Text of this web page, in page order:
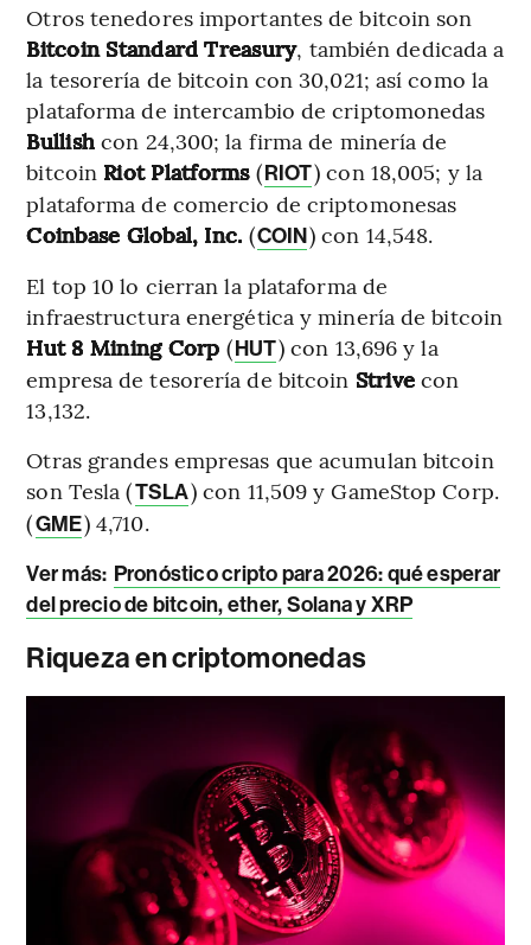
Otros tenedores importantes de bitcoin son
Bitcoin Standard Treasury, también dedicada a
la tesorería de bitcoin con 30,021; así como la
plataforma de intercambio de criptomonedas
Bullish con 24,300; la firma de minería de
bitcoin Riot Platforms(RIOT) con 18,005; y la
plataforma de comercio de criptomonesas
Coinbase Global, Inc. (COIN) con 14,548.
El top 10 lo cierran la plataforma de
infraestructura energética y minería de bitcoin
Hut 8 Mining Corp (HUT) con 13,696 y la
empresa de tesorería de bitcoin Strive con
13,132.
Otras grandes empresas que acumulan bitcoin
son Tesla (TSLA) con 11,509 y GameStop Corp.
(GME) 4,710.
Ver más: Pronóstico cripto para 2026: qué esperar
del precio de bitcoin, ether, Solana y XRP
Riqueza en criptomonedas